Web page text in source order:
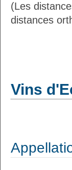
(Les
distances
Vins